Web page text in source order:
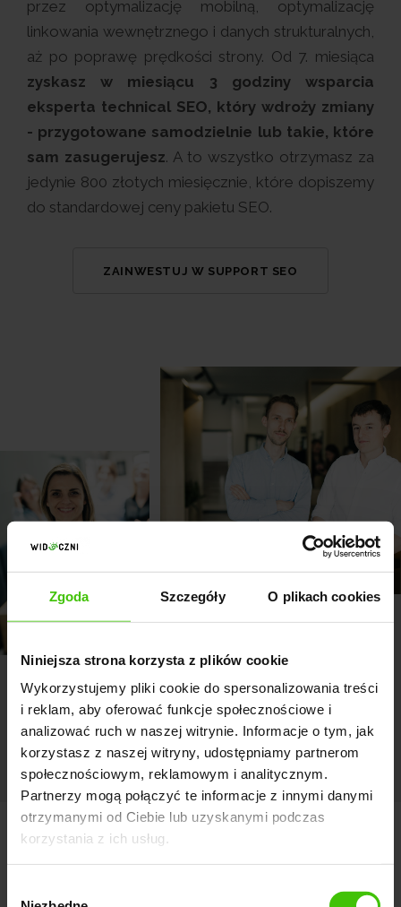
Zgoda Szczegóły O plikach cookies
Niniejsza strona korzysta z plików cookie
Wykorzystujemy pliki cookie do spersonalizowania treści
i reklam, aby oferować funkcje społecznościowe i
analizować ruch w naszej witrynie. Informacje o tym, jak
korzystasz z naszej witryny, udostępniamy partnerom
społecznościowym, reklamowym i analitycznym.
Partnerzy mogą połączyć te informacje z innymi danymi
otrzymanymi od Ciebie lub uzyskanymi podczas
korzystania z ich usług.
przez optymalizację mobilną, optymalizację
linkowania wewnętrznego i danych strukturalnych,
aż po poprawę prędkości strony. Od 7. miesiąca
zyskasz w miesiącu 3 godziny wsparcia
eksperta technical SEO, który wdroży zmiany
- przygotowane samodzielnie lub takie, które
sam zasugerujesz. A to wszystko otrzymasz za
jedynie 800 złotych miesięcznie, które dopiszemy
do standardowej ceny pakietu SEO.
ZAINWESTUJ W SUPPORT SEO
Co warto wiedzieć przed